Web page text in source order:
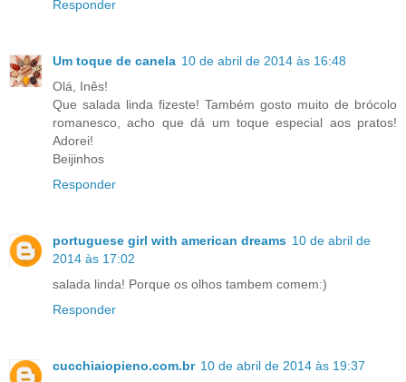
Responder
Um toque de canela 10 de abril de 2014 às 16:48
Olá, Inês!
Que salada linda fizeste! Também gosto muito de brócolo
romanesco, acho que dá um toque especial aos pratos!
Adorei!
Beijinhos
Responder
portuguese girl with american dreams 10 de abril de
2014 às 17:02
salada linda! Porque os olhos tambem comem:)
Responder
cucchiaiopieno.com.br 10 de abril de 2014 às 19:37